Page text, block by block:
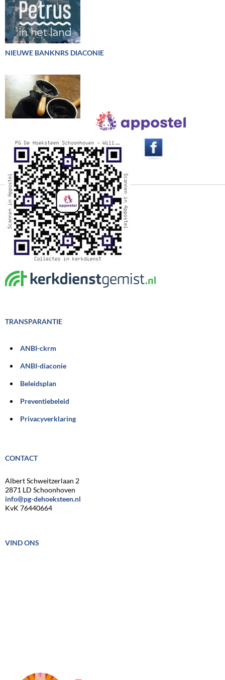
NIEUWE BANKNRS DIACONIE
TRANSPARANTIE
ANBI-ckrm
ANBI-diaconie
Beleidsplan
Preventiebeleid
Privacyverklaring
CONTACT
Albert Schweitzerlaan 2
2871 LD Schoonhoven
info@pg-dehoeksteen.nl
KvK 76440664
VIND ONS